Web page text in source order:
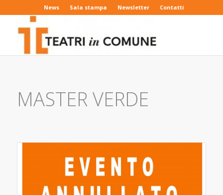
News Sala stampa Newsletter Contatti
MASTER VERDE